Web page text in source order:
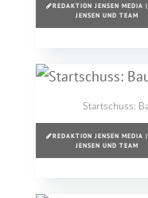
REDAKTION JENSEN MEDIA
JENSEN UND TEAM
Startschuss:
REDAKTION JENSEN MEDIA
JENSEN UND TEAM